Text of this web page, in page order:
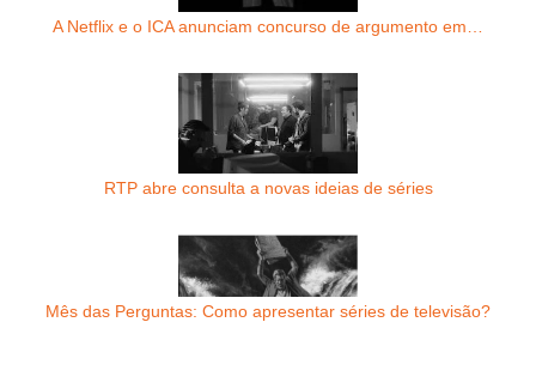
A Netflix e o ICA anunciam concurso de argumento em…
RTP abre consulta a novas ideias de séries
Mês das Perguntas: Como apresentar séries de televisão?